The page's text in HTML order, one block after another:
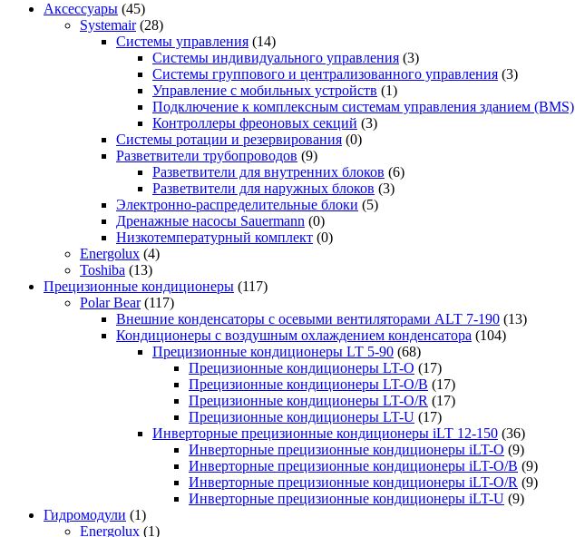
Аксессуары (45)
Systemair (28)
Системы управления (14)
Системы индивидуального управления (3)
Системы группового и централизованного управления (3)
Управление с мобильных устройств (1)
Подключение к комплексным системам управления зданием (BMS)
Контроллеры фреоновых секций (3)
Системы ротации и резервирования (0)
Разветвители трубопроводов (9)
Разветвители для внутренних блоков (6)
Разветвители для наружных блоков (3)
Электронно-распределительные блоки (5)
Дренажные насосы Sauermann (0)
Низкотемпературный комплект (0)
Energolux (4)
Toshiba (13)
Прецизионные кондиционеры (117)
Polar Bear (117)
Внешние конденсаторы с осевыми вентиляторами ALT 7-190 (13)
Кондиционеры с воздушным охлаждением конденсатора (104)
Прецизионные кондиционеры LT 5-90 (68)
Прецизионные кондиционеры LT-O (17)
Прецизионные кондиционеры LT-O/B (17)
Прецизионные кондиционеры LT-O/R (17)
Прецизионные кондиционеры LT-U (17)
Инверторные прецизионные кондиционеры iLT 12-150 (36)
Инверторные прецизионные кондиционеры iLT-O (9)
Инверторные прецизионные кондиционеры iLT-O/B (9)
Инверторные прецизионные кондиционеры iLT-O/R (9)
Инверторные прецизионные кондиционеры iLT-U (9)
Гидромодули (1)
Energolux (1)